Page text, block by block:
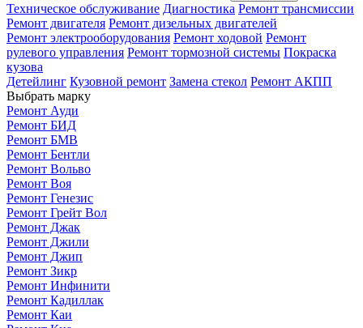
Техническое обслуживание Диагностика Ремонт трансмиссии
Ремонт двигателя Ремонт дизельных двигателей
Ремонт электрооборудования Ремонт ходовой Ремонт
рулевого управления Ремонт тормозной системы Покраска
кузова
Детейлинг Кузовной ремонт Замена стекол Ремонт АКПП
Выбрать марку
Ремонт Ауди
Ремонт БИД
Ремонт БМВ
Ремонт Бентли
Ремонт Вольво
Ремонт Воя
Ремонт Генезис
Ремонт Грейт Вол
Ремонт Джак
Ремонт Джили
Ремонт Джип
Ремонт Зикр
Ремонт Инфинити
Ремонт Кадиллак
Ремонт Каи